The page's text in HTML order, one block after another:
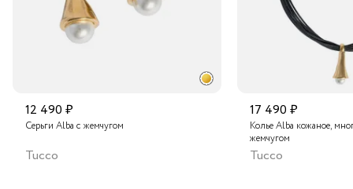
12 490 ₽
Серьги Alba с жемчугом
Tucco
17 490 ₽
Колье Alba кожаное,
жемчугом
Tucco